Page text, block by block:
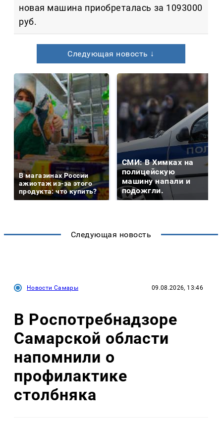
новая машина приобреталась за 1093000
руб.
Следующая новость ↓
В магазинах России
ажиотаж из-за этого
продукта: что купить?
СМИ: В Химках на
полицейскую
машину напали и
подожгли.
Следующая новость
Новости Самары 09.08.2026, 13:46
В Роспотребнадзоре
Самарской области
напомнили о
профилактике
столбняка